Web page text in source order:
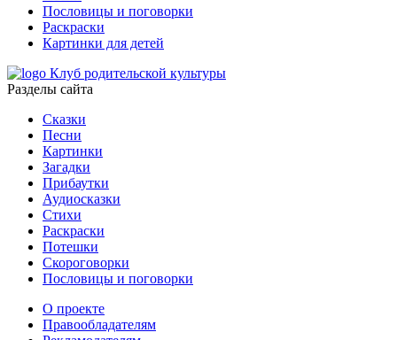
Пословицы и поговорки
Раскраски
Картинки для детей
Клуб родительской культуры
Разделы сайта
Сказки
Песни
Картинки
Загадки
Прибаутки
Аудиосказки
Стихи
Раскраски
Потешки
Скороговорки
Пословицы и поговорки
О проекте
Правообладателям